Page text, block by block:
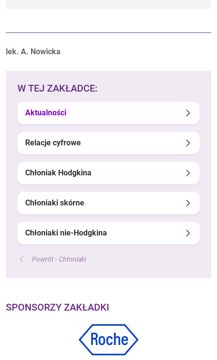
Autorzy:
lek. A. Nowicka
W TEJ ZAKŁADCE:
Aktualności
Relacje cyfrowe
Chłoniak Hodgkina
Chłoniaki skórne
Chłoniaki nie-Hodgkina
Powrót - Chłoniaki
SPONSORZY ZAKŁADKI